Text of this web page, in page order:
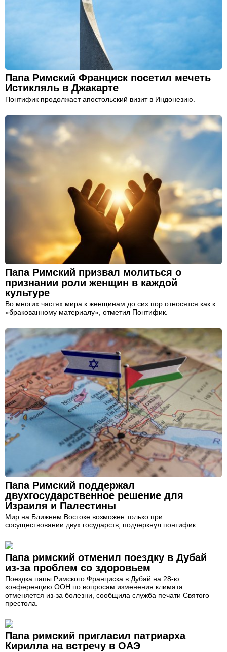
Папа Римский Франциск посетил мечеть
Истикляль в Джакарте
Понтифик продолжает апостольский визит в Индонезию.
Папа Римский призвал молиться о
признании роли женщин в каждой
культуре
Во многих частях мира к женщинам до сих пор относятся как к
«бракованному материалу», отметил Понтифик.
Папа Римский поддержал
двухгосударственное решение для
Израиля и Палестины
Мир на Ближнем Востоке возможен только при
сосуществовании двух государств, подчеркнул понтифик.
Папа римский отменил поездку в Дубай
из-за проблем со здоровьем
Поездка папы Римского Франциска в Дубай на 28-ю
конференцию ООН по вопросам изменения климата
отменяется из-за болезни, сообщила служба печати Святого
престола.
Папа римский пригласил патриарха
Кирилла на встречу в ОАЭ